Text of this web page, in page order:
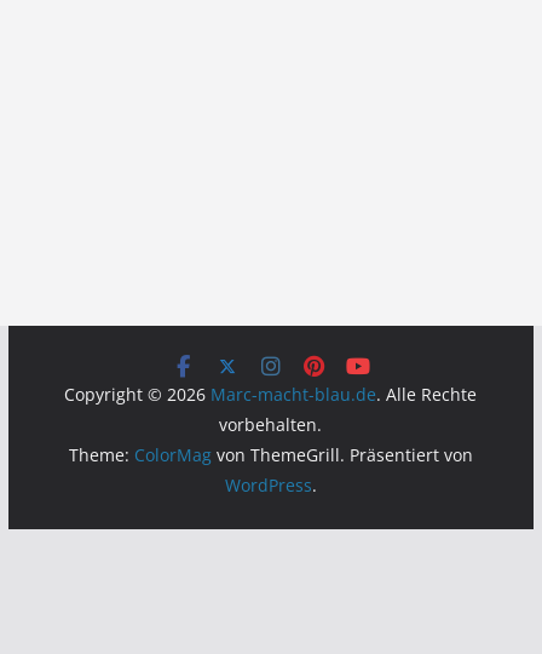
Copyright © 2026 Marc-macht-blau.de. Alle Rechte
vorbehalten.
Theme: ColorMagvon ThemeGrill. Präsentiert von
WordPress.